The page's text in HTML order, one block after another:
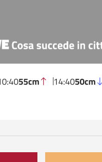
55cm 14:4050cm